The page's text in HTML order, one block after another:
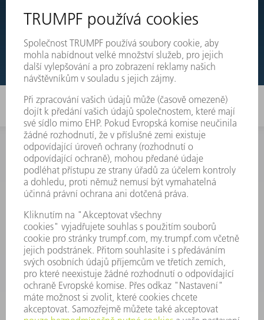
TECHNICKÉ VÝKRESY
INFORMACE
Často kladené dotazy
Všeobecné obchodní podmínky
KONTAKTNÍ ÚDAJE
Náhradní díly
+420 251 106 254
Po - čt 8:00 - 17:00
Pá 8:00 - 16:00
ND@trumpf.com
KONTAKTNÍ ÚDAJE
Nástroje
+420 251 106 250